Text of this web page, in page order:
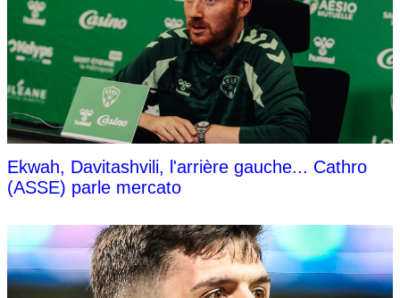
Ekwah, Davitashvili, l'arrière gauche... Cathro
(ASSE) parle mercato